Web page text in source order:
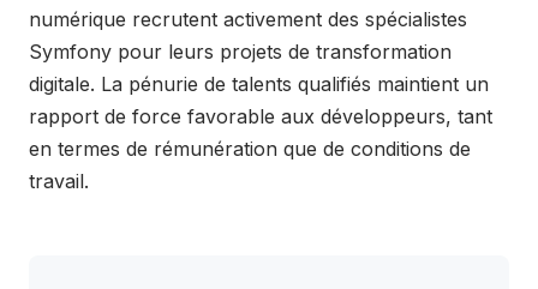
numérique recrutent activement des spécialistes
Symfony pour leurs projets de transformation
digitale. La pénurie de talents qualifiés maintient un
rapport de force favorable aux développeurs, tant
en termes de rémunération que de conditions de
travail.